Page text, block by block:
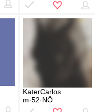
KaterCarlos
m·52·NÖ